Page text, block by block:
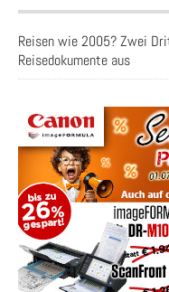
Reisen wie 2005? Zwei
Reisedokumente aus